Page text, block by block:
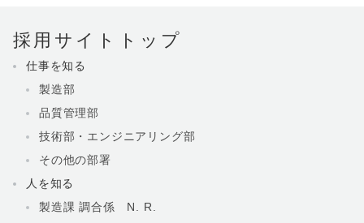
採用サイトトップ
仕事を知る
製造部
品質管理部
技術部・エンジニアリング部
その他の部署
人を知る
製造課 調合係 N. R.